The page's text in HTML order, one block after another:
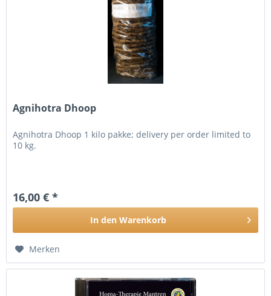
Agnihotra Dhoop
Agnihotra Dhoop 1 kilo pakke; delivery per order limited to
10 kg.
16,00 € *
In den Warenkorb
Merken